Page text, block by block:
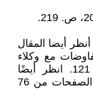
"كارثية" – هارمان، 1982، ص. 72. أنظر أيضا المقال
مع وكلاء
الثورة – كوهن، 2012، ص 119 – 121. انظر أيضًا
الجمباز الثوري لمولر – كوهن، 2012، الصفحات من 76